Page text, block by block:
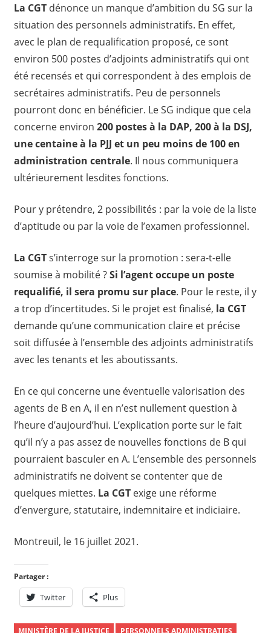
La CGTdénonce un manque d’ambition du SG sur la
situation des personnels administratifs. En effet,
avec le plan de requalification proposé, ce sont
environ 500 postes d’adjoints administratifs qui ont
été recensés et qui correspondent à des emplois de
secrétaires administratifs. Peu de personnels
pourront donc en bénéficier. Le SG indique que cela
concerne environ 200 postes à la DAP, 200 à la DSJ,
une centaine à la PJJ et un peu moins de 100 en
administration centrale. Il nous communiquera
ultérieurement lesdites fonctions.
Pour y prétendre, 2 possibilités : par la voie de la liste
d’aptitude ou par la voie de l’examen professionnel.
La CGTs’interroge sur la promotion : sera-t-elle
soumise à mobilité ?Si l’agent occupe un poste
requalifié, il sera promu sur place. Pour le reste, il y
a trop d’incertitudes. Si le projet est finalisé, la CGT
demande qu’une communication claire et précise
soit diffusée à l’ensemble des adjoints administratifs
avec les tenants et les aboutissants.
En ce qui concerne une éventuelle valorisation des
agents de B en A, il en n’est nullement question à
l’heure d’aujourd’hui. L’explication porte sur le fait
qu’il n’y a pas assez de nouvelles fonctions de B qui
pourraient basculer en A. L’ensemble des personnels
administratifs ne doivent se contenter que de
quelques miettes. La CGTexige une réforme
d’envergure, statutaire, indemnitaire et indiciaire.
Montreuil, le 16 juillet 2021.
Partager :
Twitter Plus
MINISTÈRE DE LA JUSTICE PERSONNELS ADMINISTRATIFS